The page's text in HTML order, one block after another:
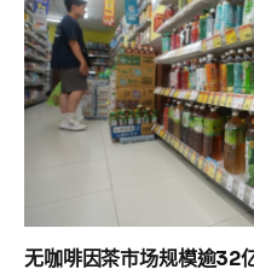
无咖啡因茶市场规模逾